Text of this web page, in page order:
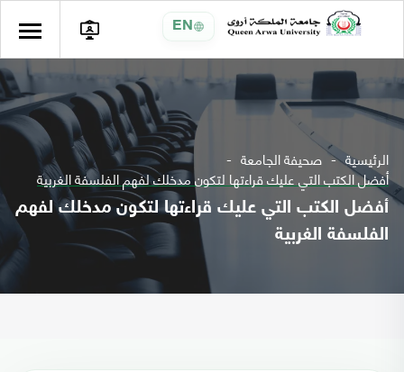
EN
الرئيسية صحيفة الجامعة
أفضل الكتب التي عليك قراءتها لتكون مدخلك لفهم الفلسفة الغربية
أفضل الكتب التي عليك قراءتها لتكون مدخلك لفهم
الفلسفة الغربية